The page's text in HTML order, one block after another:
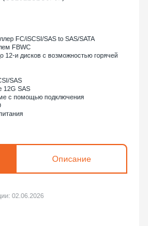
FC/iSCSI/SAS to SAS/SATA
FBWC
12-и дисков с возможностью горячей
SAS
12G SAS
с помощью подключения
Описание
02.06.2026